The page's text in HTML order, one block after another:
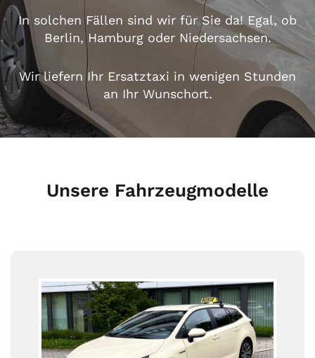
In solchen Fällen sind wir für Sie da! Egal, ob
Berlin,Hamburg oder Niedersachsen.
Wir liefern Ihr Ersatztaxi in wenigen Stunden
an Ihr Wunschort.
Unsere Fahrzeugmodelle